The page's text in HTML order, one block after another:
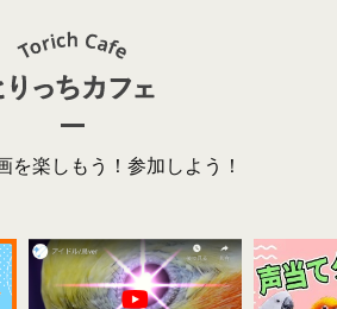
を楽しもう！参加しよう！